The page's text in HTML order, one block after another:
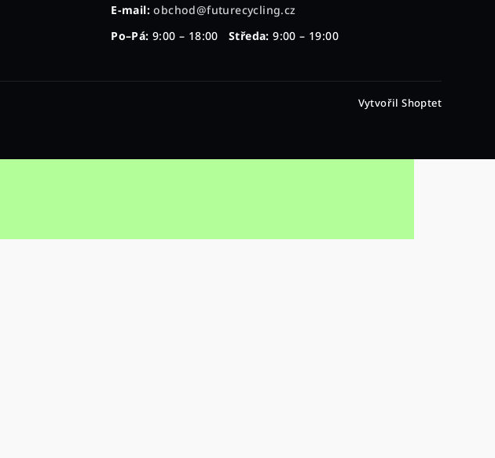
E-mail: obchod@futurecycling.cz
Po–Pá: 9:00 – 18:00Středa: 9:00 – 19:00
Vytvořil Shoptet